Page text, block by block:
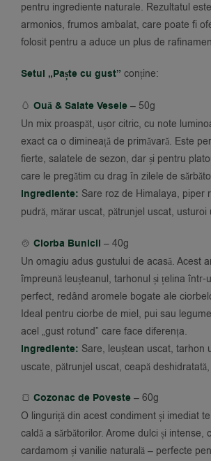
pentru ingrediente naturale. Rezultatul
armonios, frumos ambalat, care poate fi
folosit pentru a aduce un plus de
Setul „Paște cu gust” conține:
🥚 Ouă & Salate Vesele – 50g
Un mix proaspăt, ușor citric, cu note
exact ca o dimineață de primăvară. Este
fierte, salatele de sezon, dar și pentru
care le pregătim cu drag în zilele de
Ingrediente: Sare roz de Himalaya, piper
pudră, mărar uscat, pătrunjel uscat, usturoi
🍲 Ciorba Bunicii – 40g
Un omagiu adus gustului de acasă. Acest
împreună leușteanul, tarhonul și țelina într-
perfect, redând aromele bogate ale
Ideal pentru ciorbe de miel, pui sau
acel „gust rotund” care face diferența.
Ingrediente: Sare, leuștean uscat, tarhon
uscate, pătrunjel uscat, ceapă
🍞 Cozonac de Poveste – 60g
O linguriță din acest condiment și imediat
caldă a sărbătorilor. Arome dulci și intense,
cardamom și vanilie naturală – perfecte